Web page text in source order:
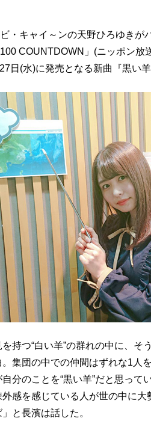
・キャイ～ンの天野ひろゆきが
COUNTDOWN」(ニッポン
日(水)に発売となる新曲『黒い羊
を持つ“白い羊”の群れの中に、そ
集団の中での仲間はずれな1人
分のことを“黒い羊”だと思って
感を感じている人が世の中に大
と長濱は話した。